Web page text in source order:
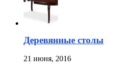
Деревянные столы
21 июня, 2016